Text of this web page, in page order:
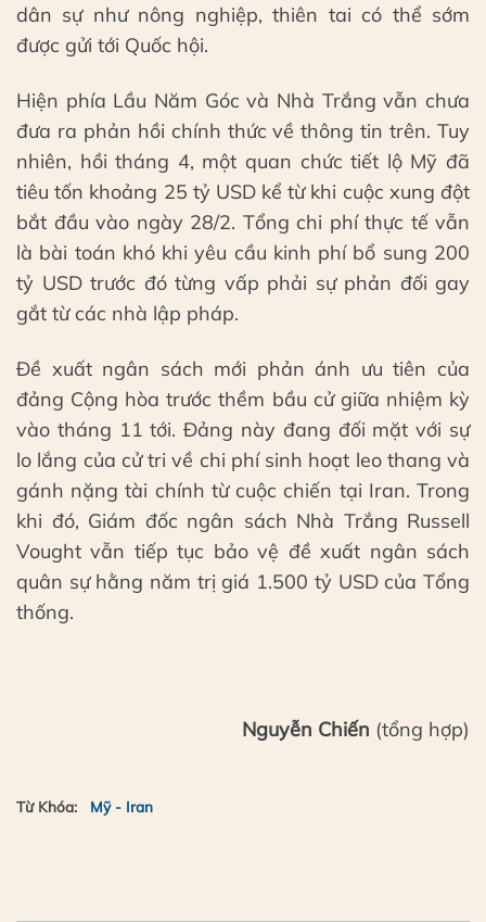
dân sự như nông nghiệp, thiên tai có thể sớm
được gửi tới Quốc hội.
Hiện phía Lầu Năm Góc và Nhà Trắng vẫn chưa
đưa ra phản hồi chính thức về thông tin trên. Tuy
nhiên, hồi tháng 4, một quan chức tiết lộ Mỹ đã
tiêu tốn khoảng 25 tỷ USD kể từ khi cuộc xung đột
bắt đầu vào ngày 28/2. Tổng chi phí thực tế vẫn
là bài toán khó khi yêu cầu kinh phí bổ sung 200
tỷ USD trước đó từng vấp phải sự phản đối gay
gắt từ các nhà lập pháp.
Đề xuất ngân sách mới phản ánh ưu tiên của
đảng Cộng hòa trước thềm bầu cử giữa nhiệm kỳ
vào tháng 11 tới. Đảng này đang đối mặt với sự
lo lắng của cử tri về chi phí sinh hoạt leo thang và
gánh nặng tài chính từ cuộc chiến tại Iran. Trong
khi đó, Giám đốc ngân sách Nhà Trắng Russell
Vought vẫn tiếp tục bảo vệ đề xuất ngân sách
quân sự hằng năm trị giá 1.500 tỷ USD của Tổng
thống.
Nguyễn Chiến (tổng hợp)
Từ Khóa: Mỹ - Iran